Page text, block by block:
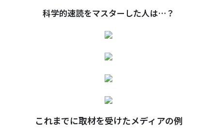
科学的速読をマスターした人は…？
これまでに取材を受けたメディアの例